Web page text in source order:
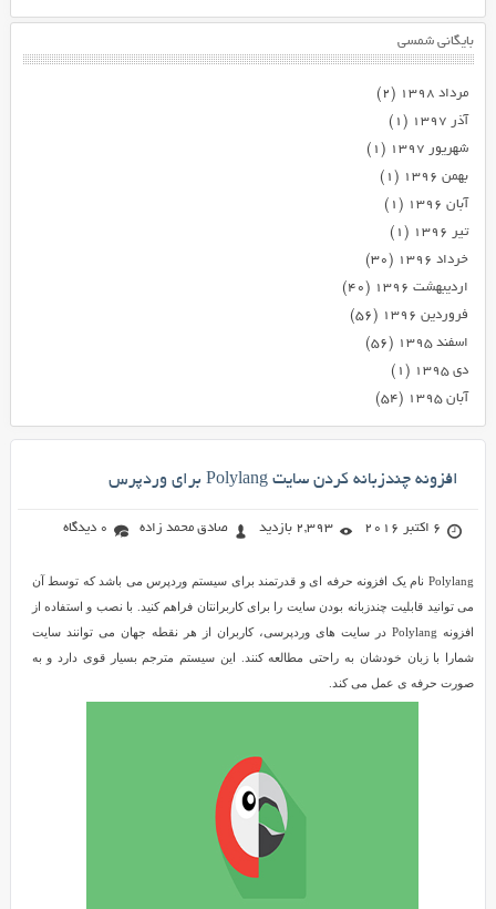
بایگانی شمسی
مرداد ۱۳۹۸
(۲)
آذر ۱۳۹۷
(۱)
شهریور ۱۳۹۷
(۱)
بهمن ۱۳۹۶
(۱)
آبان ۱۳۹۶
(۱)
تیر ۱۳۹۶
(۱)
خرداد ۱۳۹۶
(۳۰)
اردیبهشت ۱۳۹۶
(۴۰)
فروردین ۱۳۹۶
(۵۶)
اسفند ۱۳۹۵
(۵۶)
دی ۱۳۹۵
(۱)
آبان ۱۳۹۵
(۵۴)
افزونه چندزبانه کردن سایت Polylang برای وردپرس
6 اکتبر 2016 2,393 بازدید صادق محمد زاده 0 دیدگاه
Polylang نام یک افزونه حرفه ای و قدرتمند برای سیستم وردپرس می باشد که توسط آن
می توانید قابلیت چندزبانه بودن سایت را برای کاربرانتان فراهم کنید. با نصب و استفاده از
افزونه Polylang در سایت های وردپرسی، کاربران از هر نقطه جهان می توانند سایت
شمارا با زبان خودشان به راحتی مطالعه کنند. این سیستم مترجم بسیار قوی دارد و به
صورت حرفه ی عمل می کند.